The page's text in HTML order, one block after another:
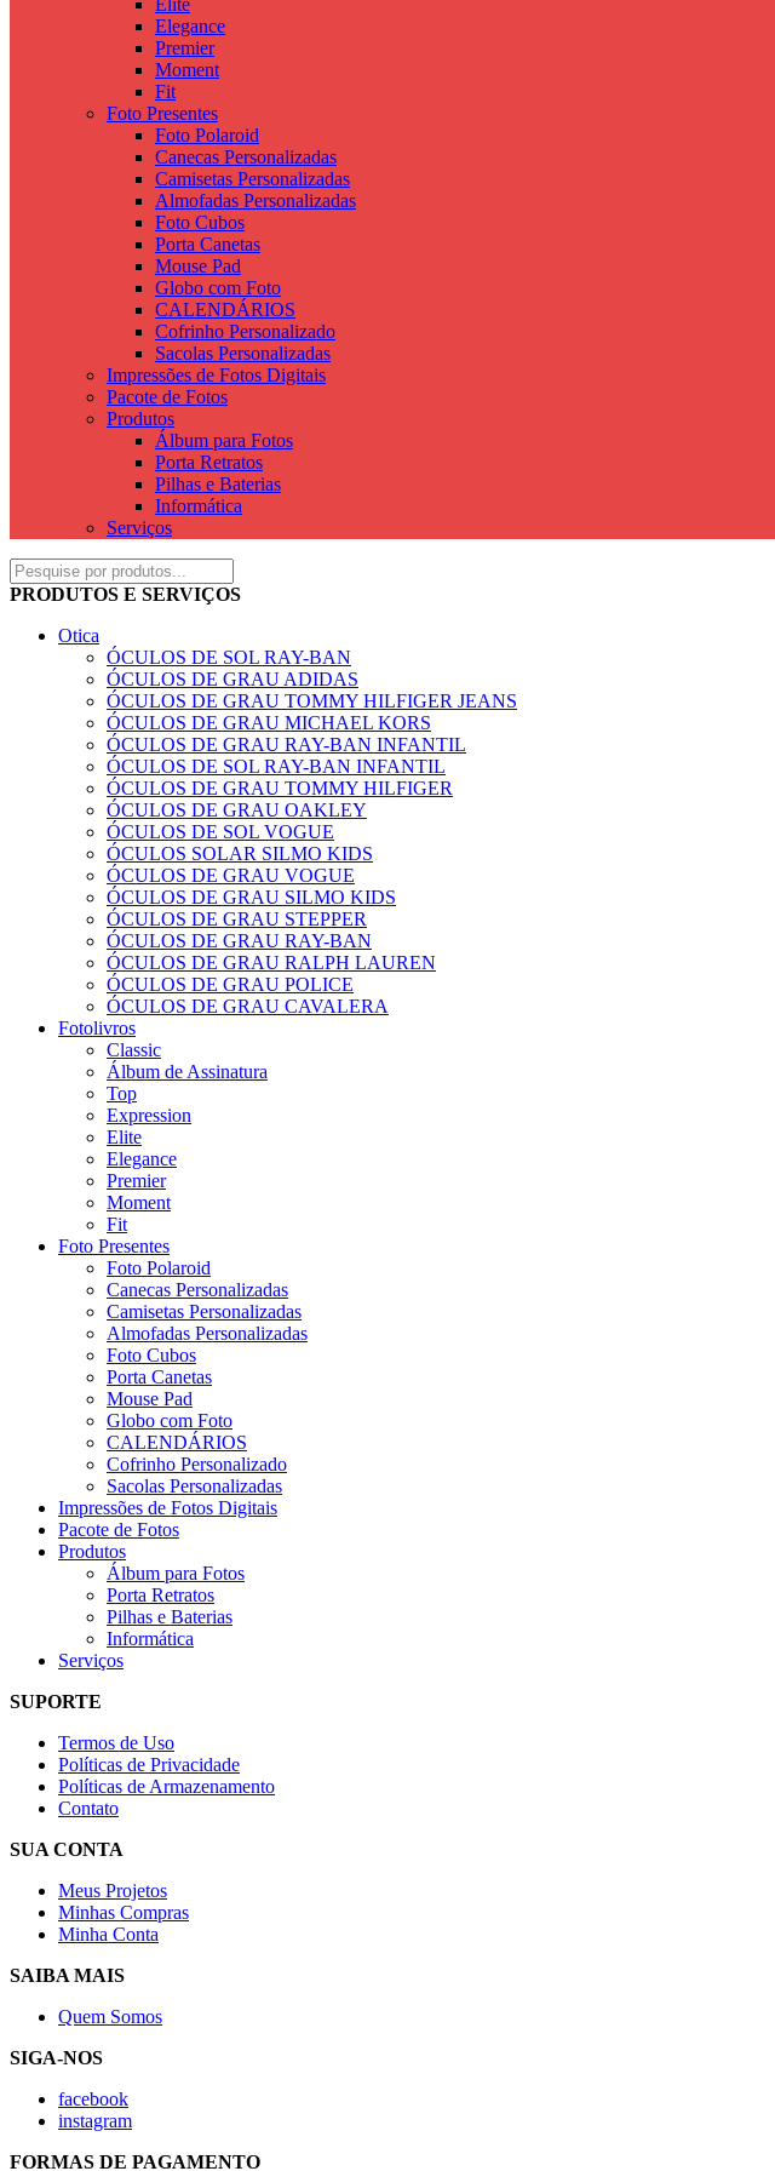
Elite
Elegance
Premier
Moment
Fit
Foto Presentes
Foto Polaroid
Canecas Personalizadas
Camisetas Personalizadas
Almofadas Personalizadas
Foto Cubos
Porta Canetas
Mouse Pad
Globo com Foto
CALENDÁRIOS
Cofrinho Personalizado
Sacolas Personalizadas
Impressões de Fotos Digitais
Pacote de Fotos
Produtos
Álbum para Fotos
Porta Retratos
Pilhas e Baterias
Informática
Serviços
PRODUTOS E SERVIÇOS
Otica
ÓCULOS DE SOL RAY-BAN
ÓCULOS DE GRAU ADIDAS
ÓCULOS DE GRAU TOMMY HILFIGER JEANS
ÓCULOS DE GRAU MICHAEL KORS
ÓCULOS DE GRAU RAY-BAN INFANTIL
ÓCULOS DE SOL RAY-BAN INFANTIL
ÓCULOS DE GRAU TOMMY HILFIGER
ÓCULOS DE GRAU OAKLEY
ÓCULOS DE SOL VOGUE
ÓCULOS SOLAR SILMO KIDS
ÓCULOS DE GRAU VOGUE
ÓCULOS DE GRAU SILMO KIDS
ÓCULOS DE GRAU STEPPER
ÓCULOS DE GRAU RAY-BAN
ÓCULOS DE GRAU RALPH LAUREN
ÓCULOS DE GRAU POLICE
ÓCULOS DE GRAU CAVALERA
Fotolivros
Classic
Álbum de Assinatura
Top
Expression
Elite
Elegance
Premier
Moment
Fit
Foto Presentes
Foto Polaroid
Canecas Personalizadas
Camisetas Personalizadas
Almofadas Personalizadas
Foto Cubos
Porta Canetas
Mouse Pad
Globo com Foto
CALENDÁRIOS
Cofrinho Personalizado
Sacolas Personalizadas
Impressões de Fotos Digitais
Pacote de Fotos
Produtos
Álbum para Fotos
Porta Retratos
Pilhas e Baterias
Informática
Serviços
SUPORTE
Termos de Uso
Políticas de Privacidade
Políticas de Armazenamento
Contato
SUA CONTA
Meus Projetos
Minhas Compras
Minha Conta
SAIBA MAIS
Quem Somos
SIGA-NOS
facebook
instagram
FORMAS DE PAGAMENTO